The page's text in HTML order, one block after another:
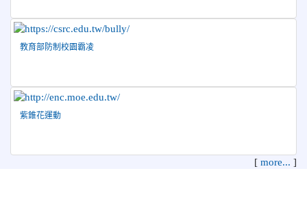
教育部防制校園霸凌
紫錐花運動
[ more... ]